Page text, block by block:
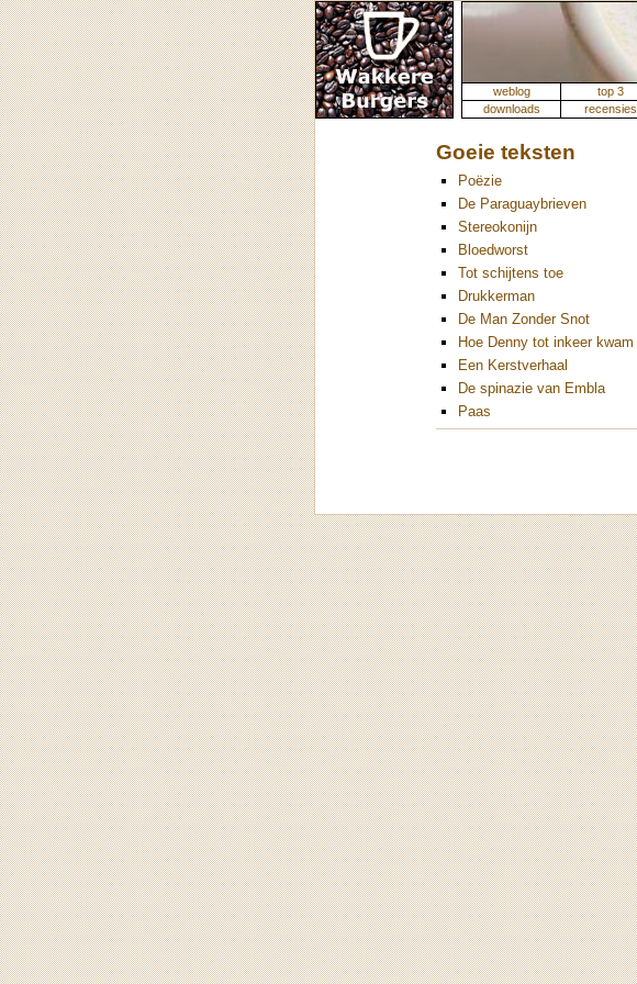
weblog top 3
downloads
recensies
Goeie teksten
Poëzie
De Paraguaybrieven
Stereokonijn
Bloedworst
Tot schijtens toe
Drukkerman
De Man Zonder Snot
Hoe Denny tot inkeer kwam
Een Kerstverhaal
De spinazie van Embla
Paas